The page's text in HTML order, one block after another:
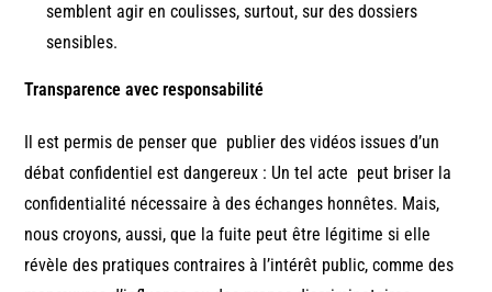
semblent agir en coulisses, surtout, sur des dossiers
sensibles.
Transparence avec responsabilité
Il est permis de penser que publier des vidéos issues d’un
débat confidentiel est dangereux : Un tel acte peut briser la
confidentialité nécessaire à des échanges honnêtes. Mais,
nous croyons, aussi, que la fuite peut être légitime si elle
révèle des pratiques contraires à l’intérêt public, comme des